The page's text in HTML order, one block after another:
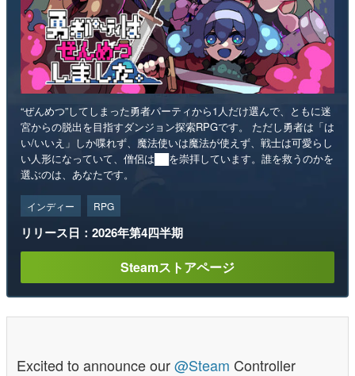
“ぜんめつ”してしまった勇者パーティから1人だけ選んで、ともに迷
宮からの脱出を目指すダンジョン探索RPGです。 ただし勇者は「は
い/いいえ」しか喋れず、魔法使いは魔法が使えず、戦士は可愛らし
い人形になっていて、僧侶は██を崇拝しています。誰を救うのかを
選ぶのは、あなたです。
インディー RPG
リリース日：2026年第4四半期
Steamストアページ
Excited to announce our@Steam Controller